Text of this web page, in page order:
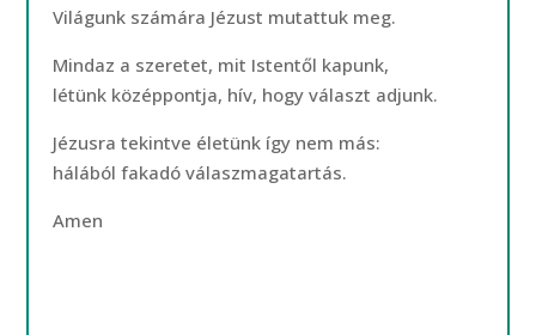
Világunk számára Jézust mutattuk meg.
Mindaz a szeretet, mit Istentől kapunk,
létünk középpontja, hív, hogy választ adjunk.
Jézusra tekintve életünk így nem más:
hálából fakadó válaszmagatartás.
Amen